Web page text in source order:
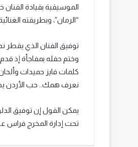
الموسيقية بقيادة
“الرمان”، وبطريقته
توفيق الفنان الذي يقطر
وختم حفله بمفاجأة إذ قدم
كلمات فايز حميدات
نعرف همك.. حب الأردن
يمكن القول إن توفيق
تحت إدارة المخرج فراس